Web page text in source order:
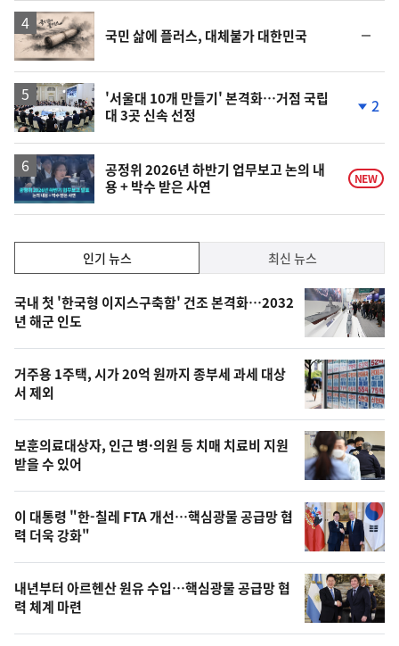
상
영
상
국민 삶에 플러스, 대체불가 대한민국
일
'서울대 10개 만들기' 본격화…거점 국립
대 3곳 신속 선정
하
락
2
영
상
공정위 2026년 하반기 업무보고 논의 내
용 + 박수 받은 사연
NEW
기,
최
신,
오
늘
의
영
상
오
늘
의
사
진
인기 뉴스 최신 뉴스
인
기
뉴
스
국내 첫 '한국형 이지스구축함' 건조 본격화…2032
년 해군 인도
거주용 1주택, 시가 20억 원까지 종부세 과세 대상
서 제외
보훈의료대상자, 인근 병·의원 등 치매 치료비 지원
받을 수 있어
이 대통령 "한-칠레 FTA 개선…핵심광물 공급망 협
력 더욱 강화"
내년부터 아르헨산 원유 수입…핵심광물 공급망 협
력 체계 마련